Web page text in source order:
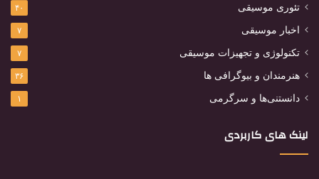
تئوری موسیقی ۴۰
اخبار موسیقی ۷
تکنولوژی و تجهیزات موسیقی ۷
هنرمندان و بیوگرافی ها ۳۶
دانستنی‌ها و سرگرمی ۱
لینک های کاربردی